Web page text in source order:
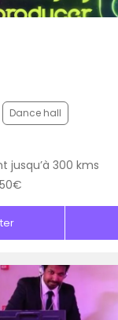
Dance hall
jusqu’à 300 kms